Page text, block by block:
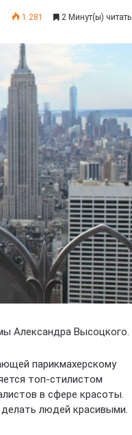
1 281 2 Минут(ы) читать
Александра Высоцкого.
парикмахерскому
топ-стилистом
в сфере красоты.
делать людей красивыми.